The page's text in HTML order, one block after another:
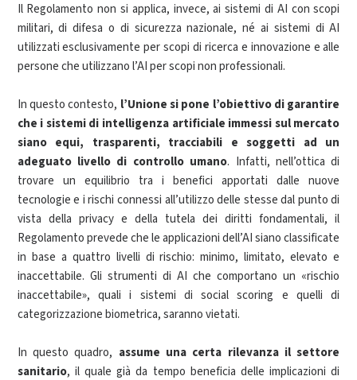
Il Regolamento non si applica, invece, ai sistemi di AI con scopi
militari, di difesa o di sicurezza nazionale, né ai sistemi di AI
utilizzati esclusivamente per scopi di ricerca e innovazione e alle
persone che utilizzano l’AI per scopi non professionali.
In questo contesto, l’Unione si pone l’obiettivo di garantire
che i sistemi di intelligenza artificiale immessi sul mercato
siano equi, trasparenti, tracciabili e soggetti ad un
adeguato livello di controllo umano. Infatti, nell’ottica di
trovare un equilibrio tra i benefici apportati dalle nuove
tecnologie e i rischi connessi all’utilizzo delle stesse dal punto di
vista della privacy e della tutela dei diritti fondamentali, il
Regolamento prevede che le applicazioni dell’AI siano classificate
in base a quattro livelli di rischio: minimo, limitato, elevato e
inaccettabile. Gli strumenti di AI che comportano un «rischio
inaccettabile», quali i sistemi di social scoring e quelli di
categorizzazione biometrica, saranno vietati.
In questo quadro, assume una certa rilevanza il settore
sanitario, il quale già da tempo beneficia delle implicazioni di